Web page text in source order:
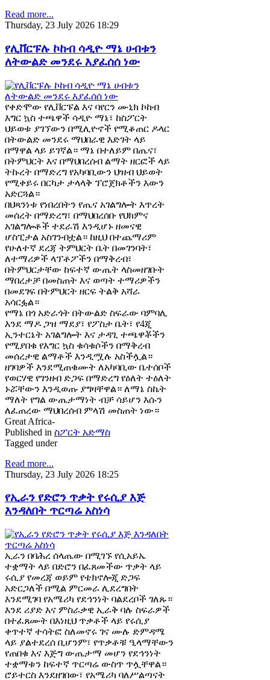
Read more...
Thursday, 23 July 2026 18:29
የሊቨርፑሉ ኮከብ ሳዲዮ ማኔ ሀብቱን
ለትውልድ መንደሩ እያፈሰሰ ነው
የቀድሞው የሊቨርፑል እና ባየርን ሙኒክ ኮከብ
እግር ኳስ ተጫዋች ሳዲዮ ማኔ፣ ከስፖርት
ህይወቱ ያገኘውን በሚሊዮኖች የሚቆጠር ዶላር
በትውልድ መንደሩ ማህበራዊ እድገት ላይ
በማዋል ላይ ይገኛል። ማኔ በተለይም በጤና፣
በትምህርት እና በማህበረሰብ ልማት ዘርፎች ላይ
ትኩረት በማድረግ የአካባቢውን ህዝብ ህይወት
የሚቀይሩ በርካታ ታላላቅ ፕሮጀክቶችን እውን
አድርጓል።
በህጻንነቱ የነበረበትን የጤና አገልግሎት እጥረት
መሰረት በማድረግ፣ በማህበረሰቡ የህክምና
አገልግሎቶች ተደራሽ እንዲሆኑ ዘመናዊ
ሆስፒታል አስገንብቷል። ከዚህ በተጨማሪም
የሁለተኛ ደረጃ ትምህርት ቤት በመገንባት፣
ለተማሪዎች ላፕቶፖችን በማቅረብ፣
በትምህርታቸው ከፍተኛ ውጤት ላስመዘገቡት
ማበረታቻ በመስጠት እና ወጣት ተማሪዎችን
በመደገፍ በትምህርት ዘርፍ ትልቅ አሻራ
አሳርፏል።
የማኔ በጎ አድራጎት በትውልድ ስፍራው ባምባሊ
እንደ ማዶ ጋዝ ማደያ፣ የፖስታ ቤት፣ የ4ጂ
ኢንተርኔት አገልግሎት እና ታዳጊ ተጫዋቾችን
የሚያበቁ የእግር ኳስ ቁሳቁሶችን በማቅረብ
መሰረታዊ ልማቶች እንዲሟሉ አስችሏል።
ዘገባዎች እንደሚጠቁሙት ለአካባቢው ቤተሰቦች
የወርሃዊ የገንዘብ ድጋፍ በማድረግ የዕለት ተዕለት
ኑሯቸውን እንዲወጡ ያግዛቸዋል። ለማኔ ስኬት
ማለት የግል ውጤታማነት ብቻ ሳይሆን እሱን
ለፈጠረው ማህበረሰብ ምላሽ መስጠት ነው።
Great Africa-
Published in ስፖርት አድማስ
Tagged under
Read more...
Thursday, 23 July 2026 18:25
የኢራን የድሮን ጥቃት የሩሲያ እጅ
እንዳለበት ጥርጣሬ አስነሳ
ኢራን በባሕረ ሰላጤው በሚገኙ የሲአይኤ
ተቋማት ላይ በድሮን በፈጸመችው ጥቃት ላይ
ሩሲያ የመረጃ ወይም የቴክኖሎጂ ድጋፍ
አድርጋለች በሚል ምርመራ ሊደረግበት
እንደሚገባ የአሜሪካ የደኅንነት ባልደረቦች ገለጹ።
እንደ ሪያድ እና ምስራቃዊ ኢራቅ ባሉ ስፍራዎች
በተፈጸሙት በእነዚህ ጥቃቶች ላይ የሩሲያ
ቀጥተኛ ተሳትፎ ስለመኖሩ ገና ሙሉ ድምዳሜ
ላይ ያልተደረሰ ቢሆንም፣ የጥቃቶቹ ዒላማቸውን
የጠበቁ እና እጅግ ውጤታማ መሆን የደኅንነት
ተቋማቱን ከፍተኛ ጥርጣሬ ውስጥ ጥሏቸዋል።
ሮይተርስ እንደዘገበው፣ የአሜሪካ ባለሥልጣናት